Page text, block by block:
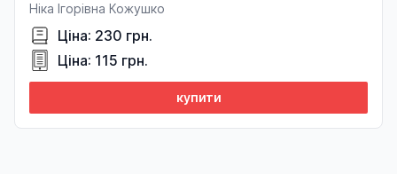
Ніка Ігорівна Кожушко
Ціна: 230 грн.
Ціна: 115 грн.
купити